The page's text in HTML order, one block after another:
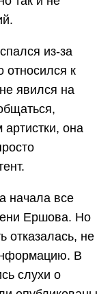
из-за
относился к
явился на
она
начала все
Ершова. Но
отказалась, не
В
слухи о